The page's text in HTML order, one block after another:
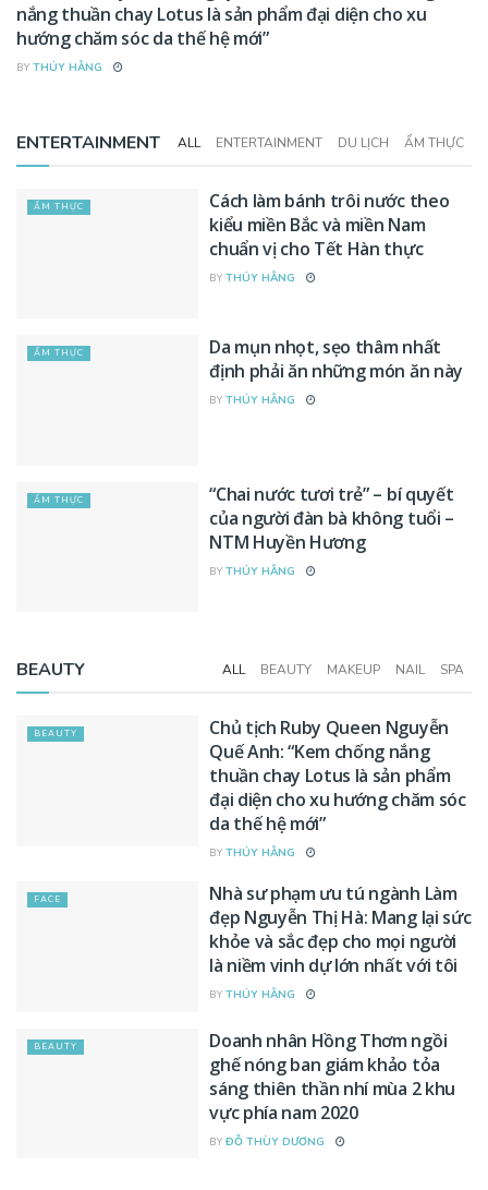
nắng thuần chay Lotus là sản phẩm đại diện cho xu
hướng chăm sóc da thế hệ mới”
BY THÚY HẰNG
ENTERTAINMENT ALL ENTERTAINMENT DU LỊCH ẨM THỰC
ẨM THỰC
Cách làm bánh trôi nước theo
kiểu miền Bắc và miền Nam
chuẩn vị cho Tết Hàn thực
BY THÚY HẰNG
ẨM THỰC
Da mụn nhọt, sẹo thâm nhất
định phải ăn những món ăn này
BY THÚY HẰNG
ẨM THỰC
“Chai nước tươi trẻ” – bí quyết
của người đàn bà không tuổi –
NTM Huyền Hương
BY THÚY HẰNG
BEAUTY ALL BEAUTY MAKEUP NAIL SPA
BEAUTY
Chủ tịch Ruby Queen Nguyễn
Quế Anh: “Kem chống nắng
thuần chay Lotus là sản phẩm
đại diện cho xu hướng chăm sóc
da thế hệ mới”
BY THÚY HẰNG
FACE
Nhà sư phạm ưu tú ngành Làm
đẹp Nguyễn Thị Hà: Mang lại sức
khỏe và sắc đẹp cho mọi người
là niềm vinh dự lớn nhất với tôi
BY THÚY HẰNG
BEAUTY
Doanh nhân Hồng Thơm ngồi
ghế nóng ban giám khảo tỏa
sáng thiên thần nhí mùa 2 khu
vực phía nam 2020
BY ĐỖ THÙY DƯƠNG